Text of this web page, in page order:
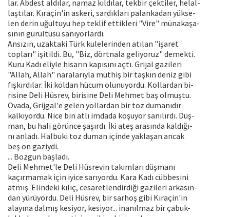
lar. Abdest aldılar, namaz kıldılar, tekbir çektiler, helal-
laştılar. Kıraçin'in askeri, sardıkları palankadan yükse-
len derin uğultuyu hep teklif ettikleri "Vire" münakaşa-
sının gürültüsü sanıyorlardı.
Ansızın, uzaktaki Türk kulelerinden atılan "işaret
topları" işitildi. Bu, "Biz, dörtnala geliyoruz" demekti.
Kuru Kadı eliyle hisarın kapısını açtı. Grijal gazileri
"Allah, Allah" naralarıyla müthiş bir taşkın deniz gibi
fışkırdılar. İki koldan hücum olunuyordu. Kollardan bi-
risine Deli Hüsrev, birisine Deli Mehmet baş olmuştu.
Ovada, Grijgal'e gelen yollardan bir toz dumanıdır
kalkıyordu. Nice bin atlı imdada koşuyor sanılırdı. Düş-
man, bu hali görünce şaşırdı. İki ateş arasında kaldığı-
nı anladı. Halbuki toz duman içinde yaklaşan ancak
beş on gaziydi.
... Bozgun başladı.
Deli Mehmet'le Deli Hüsrevin takımları düşmanı
kaçırmamak için iyice sarıyordu. Kara Kadı cübbesini
atmış. Elindeki kılıç, cesaretlendirdiği gazileri arkasın-
dan yürüyordu. Deli Hüsrev, bir sarhoş gibi Kıraçin'in
alayına dalmış kesiyor, kesiyor... inanılmaz bir çabuk-